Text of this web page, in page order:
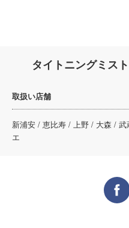
タイトニングミス
取扱い店舗
新浦安 / 恵比寿 / 上野 / 大森 /
エ